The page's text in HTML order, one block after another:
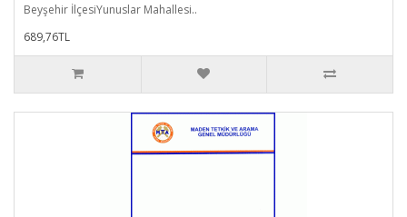
Beyşehir İlçesiYunuslar Mahallesi..
689,76TL